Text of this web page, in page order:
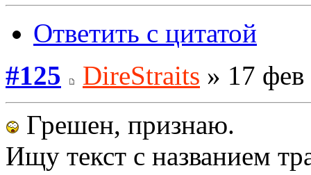
Ответить с цитатой
#125
DireStraits » 17
Грешен, признаю.
Ищу текст с названием